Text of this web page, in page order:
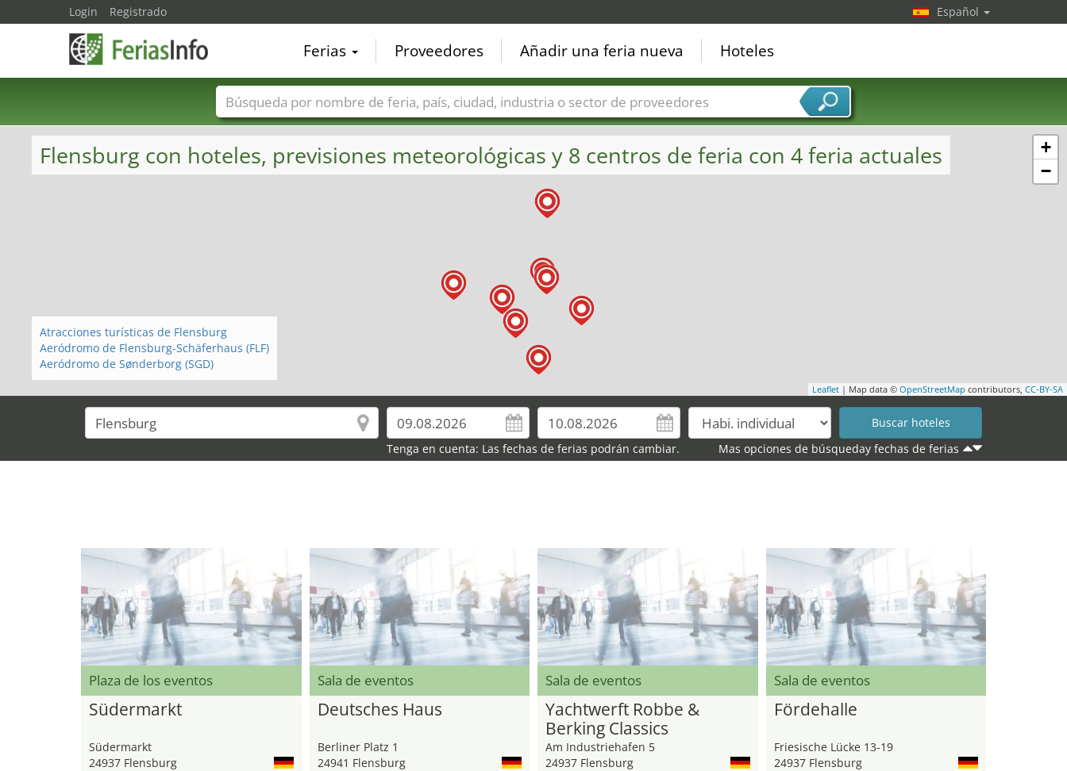
+
−
Leaflet | Map data © OpenStreetMap contributors, CC-BY-SA
Flensburg con hoteles, previsiones meteorológicas y 8 centros de feria con 4 feria actuales
Atracciones turísticas de Flensburg
Aeródromo de Flensburg-Schäferhaus (FLF)
Aeródromo de Sønderborg (SGD)
Tenga en cuenta: Las fechas de ferias podrán cambiar. Mas opciones de búsqueday fechas de ferias
Plaza de los eventos
Südermarkt
Südermarkt
24937 Flensburg
Sala de eventos
Deutsches Haus
Berliner Platz 1
24941 Flensburg
Sala de eventos
Yachtwerft Robbe &
Berking Classics
Am Industriehafen 5
24937 Flensburg
Sala de eventos
Fördehalle
Friesische Lücke 13-19
24937 Flensburg
Login Registrado Español
Ferias Proveedores Añadir una feria nueva Hoteles
Nombres de ferias Países Ciudades Sectores de ferias Sectores de proveedor de servicios